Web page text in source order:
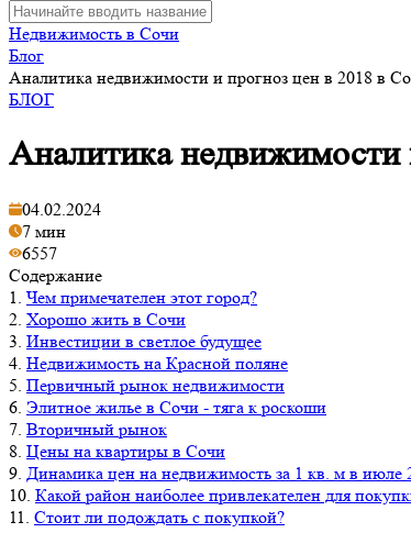
Недвижимость в Сочи
Блог
Аналитика недвижимости и прогноз цен в 2018 в
БЛОГ
Аналитика недвижимости
04.02.2024
7 мин
6557
Содержание
1. Чем примечателен этот город?
2. Хорошо жить в Сочи
3. Инвестиции в светлое будущее
4. Недвижимость на Красной поляне
5. Первичный рынок недвижимости
6. Элитное жилье в Сочи - тяга к роскоши
7. Вторичный рынок
8. Цены на квартиры в Сочи
9. Динамика цен на недвижимость за 1 кв. м в июле
10. Какой район наиболее привлекателен для
11. Стоит ли подождать с покупкой?